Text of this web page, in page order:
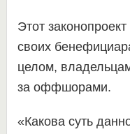
Этот
своих
целом,
за оффшорами.
«Какова суть